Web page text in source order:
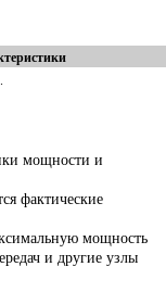
мощности и
фактические
мощность
и другие узлы